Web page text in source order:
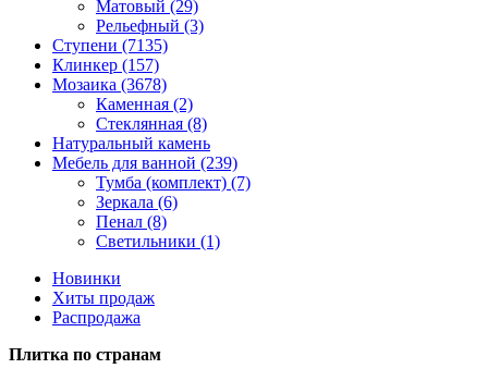
Матовый (29)
Рельефный (3)
Ступени (7135)
Клинкер (157)
Мозаика (3678)
Каменная (2)
Стеклянная (8)
Натуральный камень
Мебель для ванной (239)
Тумба (комплект) (7)
Зеркала (6)
Пенал (8)
Светильники (1)
Новинки
Хиты продаж
Распродажа
Плитка по странам